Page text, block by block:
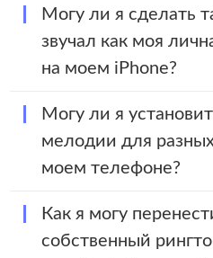
Могу ли я сделать
звучал как моя
на моем iPhone?
Могу ли я
мелодии для
моем телефоне?
Как я могу
собственный